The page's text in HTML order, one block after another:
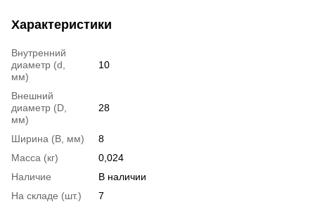
Характеристики
Внутренний
диаметр (d,
мм)
10
Внешний
диаметр (D,
мм)
28
Ширина (B, мм)
8
Масса (кг)
0,024
Наличие
В наличии
На складе (шт.)
7